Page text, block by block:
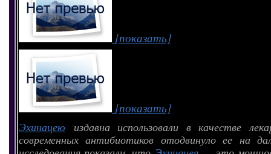
[показать]
[показать]
Эхинацею издавна использовали в качестве
современных антибиотиков отодвинуло ее на